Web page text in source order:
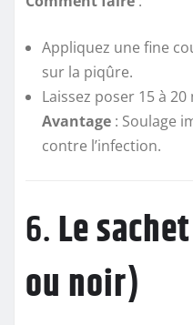
Appliquez une fine
sur la piqûre.
Laissez poser 15 à
Avantage : Soulage
contre l’infection.
6.Le
ou noir)